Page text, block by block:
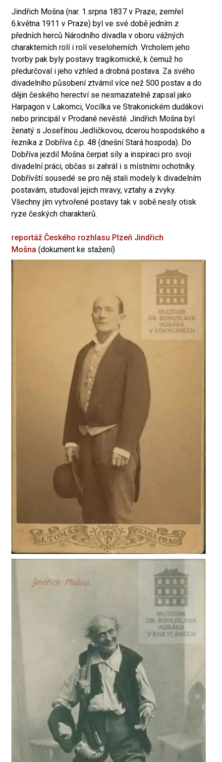
Jindřich Mošna (nar. 1.srpna 1837 v Praze, zemřel
6.května 1911 v Praze) byl ve své době jedním z
předních herců Národního divadla v oboru vážných
charakterních rolí i rolí veseloherních. Vrcholem jeho
tvorby pak byly postavy tragikomické, k čemuž ho
předurčoval i jeho vzhled a drobná postava. Za svého
divadelního působení ztvárnil více než 500 postav a do
dějin českého herectví se nesmazatelně zapsal jako
Harpagon v Lakomci, Vocílka ve Strakonickém dudákovi
nebo principál v Prodané nevěstě. Jindřich Mošna byl
ženatý s Josefínou Jedličkovou, dcerou hospodského a
řezníka z Dobříva č.p. 48 (dnešní Stará hospoda). Do
Dobříva jezdil Mošna čerpat síly a inspiraci pro svoji
divadelní práci, občas si zahrál i s místními ochotníky.
Dobřívští sousedé se pro něj stali modely k divadelním
postavám, studoval jejich mravy, vztahy a zvyky.
Všechny jím vytvořené postavy tak v sobě nesly otisk
ryze českých charakterů.
reportáž Českého rozhlasu Plzeň Jindřich
Mošna (dokument ke stažení)